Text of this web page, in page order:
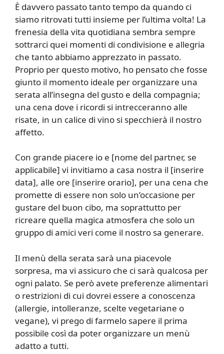
È davvero passato tanto tempo da quando ci
siamo ritrovati tutti insieme per l’ultima volta! La
frenesia della vita quotidiana sembra sempre
sottrarci quei momenti di condivisione e allegria
che tanto abbiamo apprezzato in passato.
Proprio per questo motivo, ho pensato che fosse
giunto il momento ideale per organizzare una
serata all’insegna del gusto e della compagnia;
una cena dove i ricordi si intrecceranno alle
risate, in un calice di vino si specchierà il nostro
affetto.
Con grande piacere io e [nome del partner, se
applicabile] vi invitiamo a casa nostra il [inserire
data], alle ore [inserire orario], per una cena che
promette di essere non solo un’occasione per
gustare del buon cibo, ma soprattutto per
ricreare quella magica atmosfera che solo un
gruppo di amici veri come il nostro sa generare.
Il menù della serata sarà una piacevole
sorpresa, ma vi assicuro che ci sarà qualcosa per
ogni palato. Se però avete preferenze alimentari
o restrizioni di cui dovrei essere a conoscenza
(allergie, intolleranze, scelte vegetariane o
vegane), vi prego di farmelo sapere il prima
possibile così da poter organizzare un menù
adatto a tutti.